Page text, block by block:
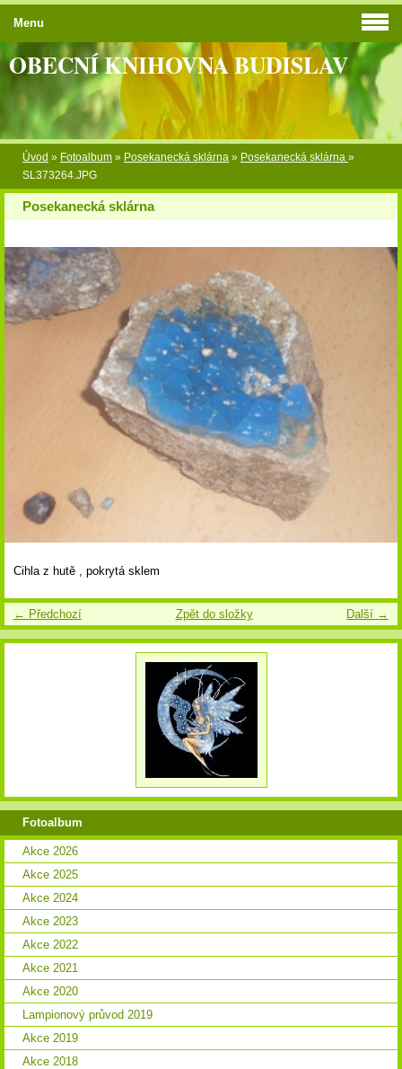
OBECNÍ KNIHOVNA BUDISLAV
Úvod » Fotoalbum » Posekanecká sklárna » Posekanecká sklárna »
SL373264.JPG
Posekanecká sklárna
Cihla z hutě , pokrytá sklem
← Předchozí Další →
Zpět do složky
Menu
Fotoalbum
Akce 2026
Akce 2025
Akce 2024
Akce 2023
Akce 2022
Akce 2021
Akce 2020
Lampionový průvod 2019
Akce 2019
Akce 2018